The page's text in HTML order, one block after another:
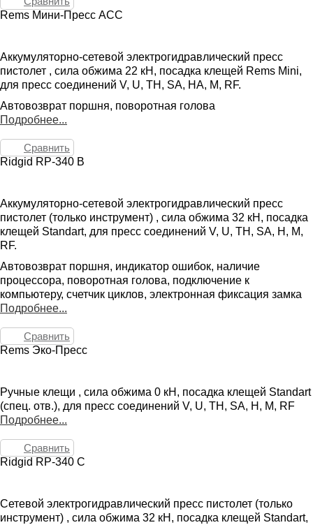
Rems Мини-Пресс АСС
Аккумуляторно-сетевой электрогидравлический пресс
пистолет , сила обжима 22 кН, посадка клещей Rems Mini,
для пресс соединений V, U, TH, SA, HA, M, RF.
Автовозврат поршня, поворотная голова
Подробнее...
Сравнить
Ridgid RP-340 B
Аккумуляторно-сетевой электрогидравлический пресс
пистолет (только инструмент) , сила обжима 32 кН, посадка
клещей Standart, для пресс соединений V, U, TH, SA, H, M,
RF.
Автовозврат поршня, индикатор ошибок, наличие
процессора, поворотная голова, подключение к
компьютеру, счетчик циклов, электронная фиксация замка
Подробнее...
Сравнить
Rems Эко-Пресс
Ручные клещи , сила обжима 0 кН, посадка клещей Standart
(спец. отв.), для пресс соединений V, U, TH, SA, H, M, RF
Подробнее...
Сравнить
Ridgid RP-340 C
Сетевой электрогидравлический пресс пистолет (только
инструмент) , сила обжима 32 кН, посадка клещей Standart,